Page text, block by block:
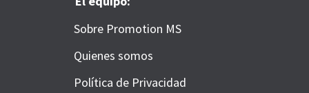
Sobre Promotion MS
Quienes somos
Política de Privacidad